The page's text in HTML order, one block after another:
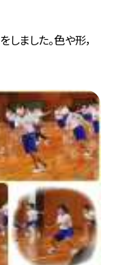
ました。色や形，